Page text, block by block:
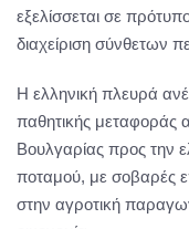
εξελίσσεται σε
διαχείριση σύνθετων
Η ελληνική πλευρά
παθητικής μεταφοράς
Βουλγαρίας προς την
ποταμού, με σοβαρές
στην αγροτική